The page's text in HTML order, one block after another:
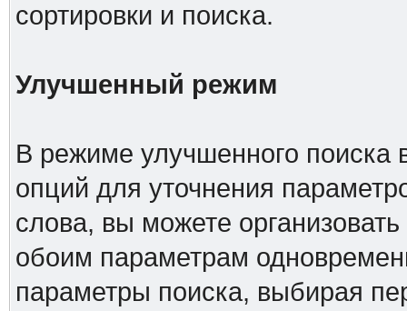
сортировки и поиска.
Улучшенный режим
В режиме улучшенного поиска
опций для уточнения
слова, вы можете
обоим параметрам
параметры поиска, выбирая